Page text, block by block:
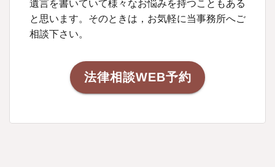
遺言を書いていて様々なお悩みを持つこともある
と思います。そのときは，お気軽に当事務所へご
相談下さい。
法律相談WEB予約